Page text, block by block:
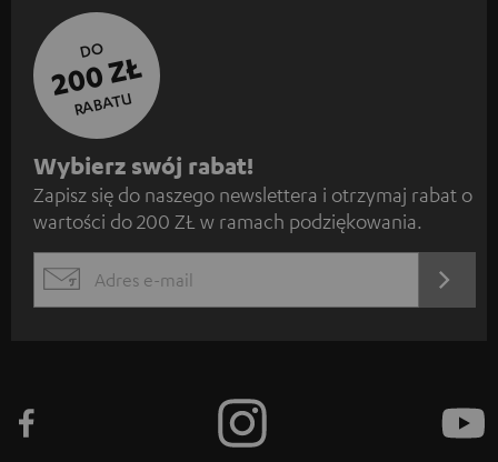
DO
200 ZŁ
RABATU
Z
a
p
s
ę
Wybierz swój rabat!
Zapisz się do naszego newslettera i otrzymaj rabat o
wartości do 200 ZŁ w ramach podziękowania.
EMAIL